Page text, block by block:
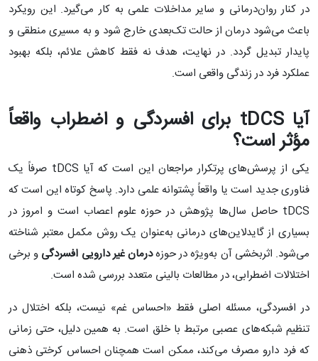
در کنار روان‌درمانی و سایر مداخلات علمی به کار می‌گیرد. این رویکرد
باعث می‌شود درمان از حالت تک‌بعدی خارج شود و به مسیری منطقی و
پایدار تبدیل گردد. در نهایت، هدف نه فقط کاهش علائم، بلکه بهبود
عملکرد فرد در زندگی واقعی است.
آیا tDCS برای افسردگی و اضطراب واقعاً
مؤثر است؟
یکی از پرسش‌های پرتکرار مراجعان این است که آیا tDCS صرفاً یک
فناوری جدید است یا واقعاً پشتوانه علمی دارد. پاسخ کوتاه این است که
tDCS حاصل سال‌ها پژوهش در حوزه علوم اعصاب است و امروز در
بسیاری از گایدلاین‌های درمانی به‌عنوان یک روش مکمل معتبر شناخته
می‌شود. اثربخشی آن به‌ویژه در حوزهدرمان غیر دارویی افسردگی و برخی
اختلالات اضطرابی، در مطالعات بالینی متعدد بررسی شده است.
در افسردگی، مسئله اصلی فقط «احساس غم» نیست، بلکه اختلال در
تنظیم شبکه‌های عصبی مرتبط با خلق است. به همین دلیل، حتی زمانی
که فرد دارو مصرف می‌کند، ممکن است همچنان احساس کرختی ذهنی